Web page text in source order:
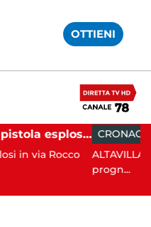
OTTIENI
Salerno, colpi di pistola esplosi a Pastena: paura tra i residenti CRONACA 18:11
ALTAVILLA SILENTINA.